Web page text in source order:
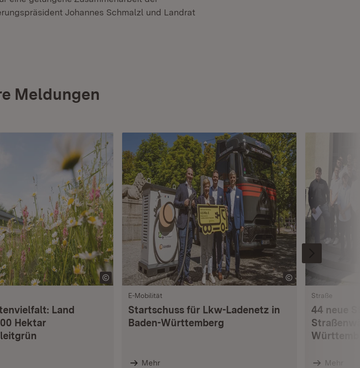
Johannes Schmalzl und Landrat
Meldungen
Land
Hektar
E-Mobilität
Startschuss für Lkw-Ladenetz in
Baden-Württemberg
Mehr
Straße
44 neue
Mehr